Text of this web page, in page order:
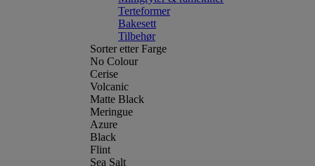
Terteformer
Bakesett
Tilbehør
Sorter etter Farge
No Colour
Cerise
Volcanic
Matte Black
Meringue
Azure
Black
Flint
Sea Salt